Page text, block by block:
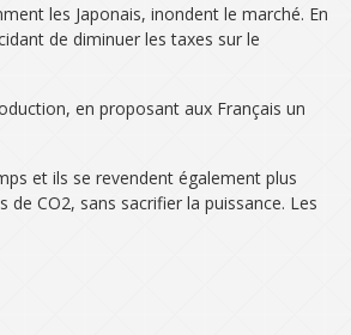
les Japonais, inondent le marché. En
de diminuer les taxes sur le
en proposant aux Français un
et ils se revendent également plus
CO2, sans sacrifier la puissance. Les